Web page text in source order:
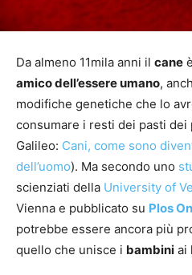
Da almeno 11mila anni il cane
amico dell’essere umano,
modifiche genetiche che lo
consumare i resti dei pasti
Galileo: Cani, come sono
dell’uomo). Ma secondo uno
scienziati della University of
Vienna e pubblicato su Plos
potrebbe essere ancora più
quello che unisce i bambini ai